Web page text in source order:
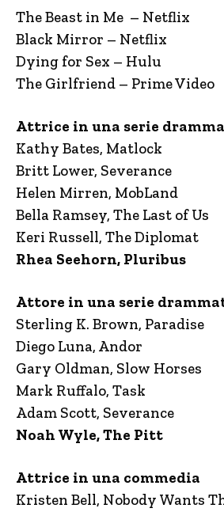
The Beast in Me – Netflix
Black Mirror – Netflix
Dying for Sex – Hulu
The Girlfriend – Prime Video
Attrice in una serie
Kathy Bates, Matlock
Britt Lower, Severance
Helen Mirren, MobLand
Bella Ramsey, The Last of Us
Keri Russell, The Diplomat
Rhea Seehorn, Pluribus
Attore in una serie
Sterling K. Brown, Paradise
Diego Luna, Andor
Gary Oldman, Slow Horses
Mark Ruffalo, Task
Adam Scott, Severance
Noah Wyle, The Pitt
Attrice in una commedia
Kristen Bell, Nobody Wants